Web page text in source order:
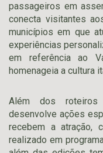
passageiros em
conecta visitantes
municípios em que
experiências
em referência ao
homenageia a cultura
Além dos roteiros
desenvolve ações
recebem a atração,
realizado em